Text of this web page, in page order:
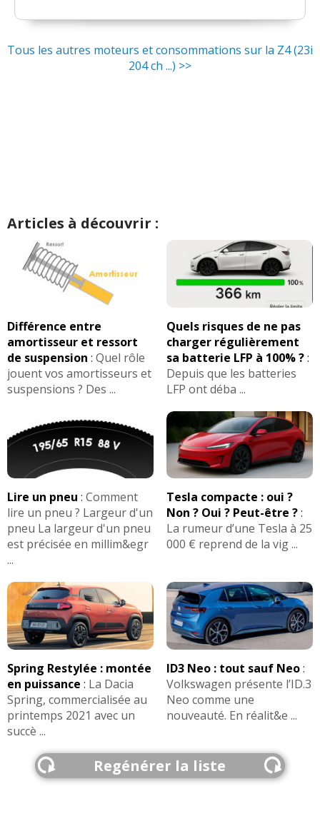
Tous les autres moteurs et consommations sur la Z4 (23i
204 ch ...) >>
Articles à découvrir :
Différence entre
amortisseur et ressort
de suspension : Quel rôle
jouent vos amortisseurs et
suspensions ? Des ...
Quels risques de ne pas
charger régulièrement
sa batterie LFP à 100% ?:
Depuis que les batteries
LFP ont déba ...
Lire un pneu : Comment
lire un pneu ? Largeur d'un
pneu La largeur d'un pneu
est précisée en millim&egr
...
Tesla compacte : oui ?
Non ? Oui ? Peut-être ?:
La rumeur d’une Tesla à 25
000 € reprend de la vig ...
Spring Restylée : montée
en puissance : La Dacia
Spring, commercialisée au
printemps 2021 avec un
succè ...
ID3 Neo : tout sauf Neo:
Volkswagen présente l’ID.3
Neo comme une
nouveauté. En réalit&e ...
Regénérer la liste